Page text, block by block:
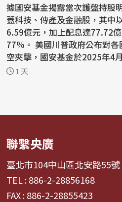
據國安基金揭露當次護盤持股
蓋科技、傳產及金融股，其中
6.59億元，加上配息達77.72
77%。 美國川普政府公布對各國課徵對等關稅措施等利
空夾擊，國安基金於2025年4
6...1 天
聯繫央廣
臺北市104中山區北安路55號
TEL : 886-2-28856168
FAX : 886-2-28855423